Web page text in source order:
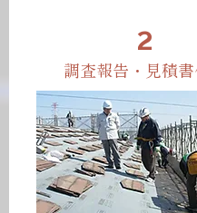
2
調査報告・見積書